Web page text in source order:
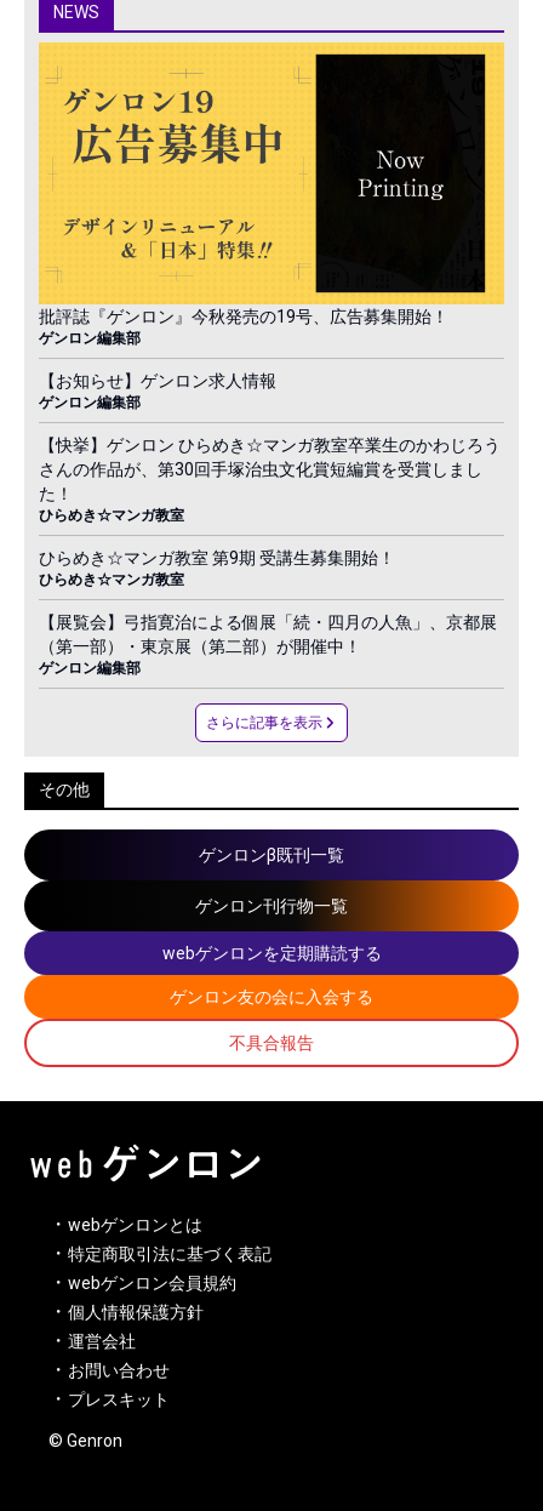
NEWS
批評誌『ゲンロン』今秋発売の19号、広告募集開始！
ゲンロン編集部
【お知らせ】ゲンロン求人情報
ゲンロン編集部
【快挙】ゲンロン ひらめき☆マンガ教室卒業生のかわじろう
さんの作品が、第30回手塚治虫文化賞短編賞を受賞しまし
た！
ひらめき☆マンガ教室
ひらめき☆マンガ教室 第9期 受講生募集開始！
ひらめき☆マンガ教室
【展覧会】弓指寛治による個展「続・四月の人魚」、京都展
（第一部）・東京展（第二部）が開催中！
ゲンロン編集部
さらに記事を表示
その他
ゲンロンβ既刊一覧
ゲンロン刊行物一覧
webゲンロンを定期購読する
ゲンロン友の会に入会する
不具合報告
webゲンロンとは
特定商取引法に基づく表記
webゲンロン会員規約
個人情報保護方針
運営会社
お問い合わせ
プレスキット
© Genron